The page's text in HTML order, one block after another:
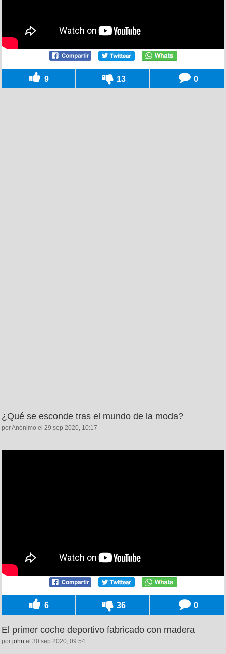
9 13 0
¿Qué se esconde tras el mundo de la moda?
por Anónimo el 29 sep 2020, 10:17
6 36 0
El primer coche deportivo fabricado con madera
por john el 30 sep 2020, 09:54